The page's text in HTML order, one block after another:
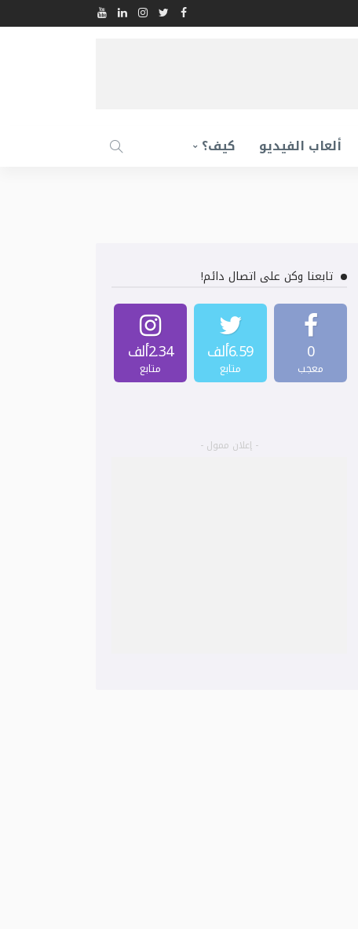
ألعاب الفيديو كيف؟
تابعنا وكن على اتصال دائم!
0
معجب
6.59ألف
متابع
2.34ألف
متابع
- إعلان ممول -